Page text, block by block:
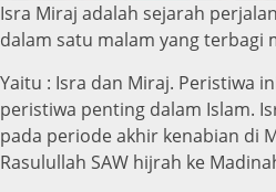
Isra Miraj adalah sejarah
dalam satu malam yang terbagi
Yaitu : Isra dan Miraj. Peristiwa
peristiwa penting dalam Islam.
pada periode akhir kenabian di
Rasulullah SAW hijrah ke